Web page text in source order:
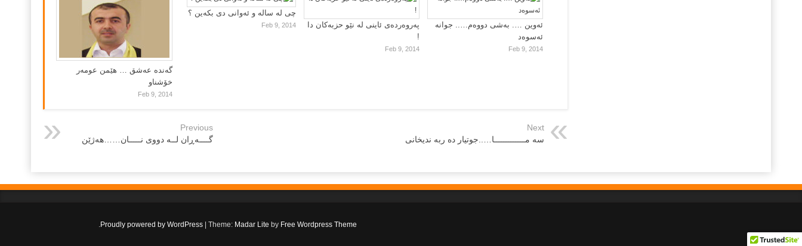
گه‌نده‌ عه‌شق … هێمن عومه‌ر
خۆشناو
Feb 9, 2014
چی لە سالە و ئەوانی دی بكەین ؟
Feb 9, 2014
پەروەردەی ئاینی لە نێو حزبەکان دا
!
Feb 9, 2014
ئەوین …. بەشی دووەم….. جوانە
ئەسوەد
Feb 9, 2014
Previous
گــــه‌ڕان لــه‌ دووى نـــــان……هەژێن
Next
سه مـــــــــــــا…..جوتیار ده ربه ندیخانی
Proudly powered by WordPress Theme: Madar Lite by Free Wordpress Theme
.